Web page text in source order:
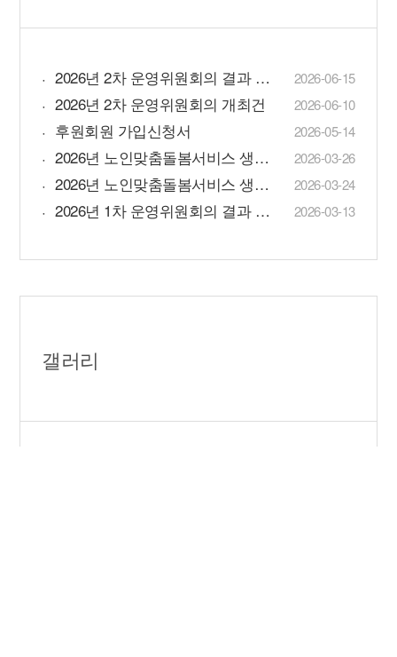
2026년 2차 운영위원회의 결과 공고 2026-06-15
2026년 2차 운영위원회의 개최건 2026-06-10
후원회원 가입신청서 2026-05-14
2026년 노인맞춤돌봄서비스 생활지원사 채용 결과 공고 2026-03-26
2026년 노인맞춤돌봄서비스 생활지원사 채용 면접심사 공고 2026-03-24
2026년 1차 운영위원회의 결과 공고 2026-03-13
갤러리